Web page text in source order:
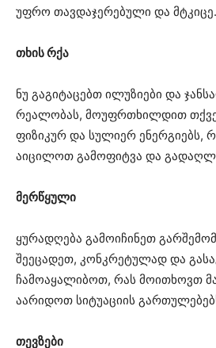
უფრო თავდაჯერებული და მტკიცე.
თხის რქა
ნუ გაგიტაცებთ ილუზიები და
რეალობას, მოუფრთხილდით
ფიზიკურ და სულიერ ენერგიებს,
აიცილოთ გამოფიტვა და
მერწყული
ყურადღება გამოიჩინეთ
შეეცადეთ, კონკრეტულად და
ჩამოაყალიბოთ, რას მოითხოვთ
აარიდოთ სიტუაციის
თევზები